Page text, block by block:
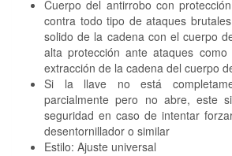
Cuerpo del antirrobo con
contra todo tipo de ataques
solido de la cadena con el cuerpo
alta protección ante ataques
extracción de la cadena del cuerpo
Si la llave no está
parcialmente pero no abre, este
seguridad en caso de intentar
desentornillador o similar
Estilo: Ajuste universal